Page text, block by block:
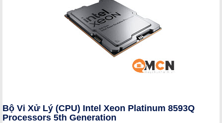
Bộ Vi Xử Lý (CPU) Intel Xeon Platinum 8593Q
Processors 5th Generation